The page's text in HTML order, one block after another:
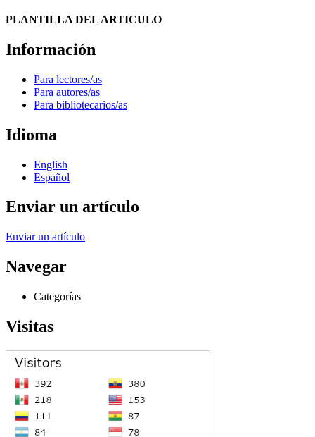
PLANTILLA DEL ARTICULO
Información
Para lectores/as
Para autores/as
Para bibliotecarios/as
Idioma
English
Español
Enviar un artículo
Enviar un artículo
Navegar
Categorías
Visitas